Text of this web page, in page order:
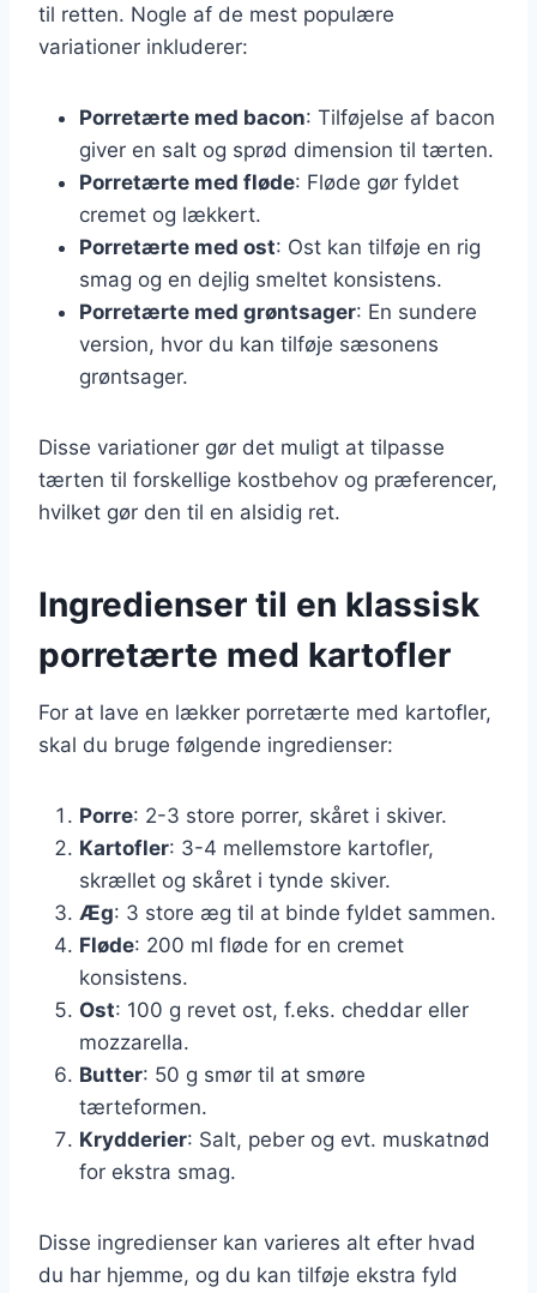
til retten. Nogle af de mest populære
variationer inkluderer:
Porretærte med bacon: Tilføjelse af bacon
giver en salt og sprød dimension til tærten.
Porretærte med fløde: Fløde gør fyldet
cremet og lækkert.
Porretærte med ost: Ost kan tilføje en rig
smag og en dejlig smeltet konsistens.
Porretærte med grøntsager: En sundere
version, hvor du kan tilføje sæsonens
grøntsager.
Disse variationer gør det muligt at tilpasse
tærten til forskellige kostbehov og præferencer,
hvilket gør den til en alsidig ret.
Ingredienser til en klassisk
porretærte med kartofler
For at lave en lækker porretærte med kartofler,
skal du bruge følgende ingredienser:
Porre: 2-3 store porrer, skåret i skiver.
Kartofler: 3-4 mellemstore kartofler,
skrællet og skåret i tynde skiver.
Æg: 3 store æg til at binde fyldet sammen.
Fløde: 200 ml fløde for en cremet
konsistens.
Ost: 100 g revet ost, f.eks. cheddar eller
mozzarella.
Butter: 50 g smør til at smøre
tærteformen.
Krydderier: Salt, peber og evt. muskatnød
for ekstra smag.
Disse ingredienser kan varieres alt efter hvad
du har hjemme, og du kan tilføje ekstra fyld